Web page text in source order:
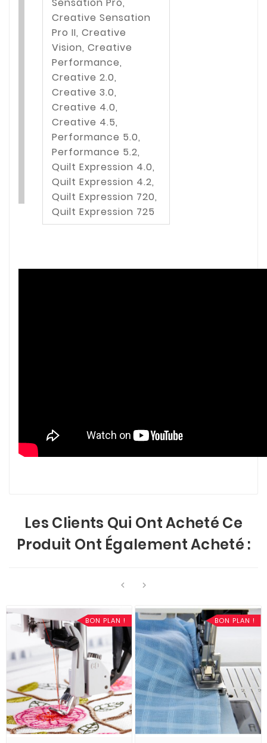
Creative Sensation
Pro II, Creative
Vision, Creative
Performance,
Creative 2.0,
Creative 3.0,
Creative 4.0,
Creative 4.5,
Performance 5.0,
Performance 5.2,
Quilt Expression 4.0,
Quilt Expression 4.2,
Quilt Expression 720,
Quilt Expression 725
Les Clients Qui Ont Acheté Ce
Produit Ont Également Acheté :
 
BON PLAN ! BON PLAN !